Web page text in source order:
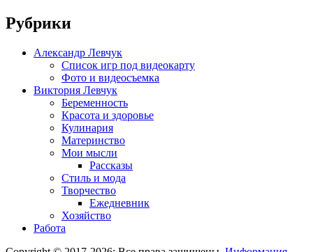
Рубрики
Александр Левчук
Список игр под видеокарту
Фото и видеосъемка
Виктория Левчук
Беременность
Красота и здоровье
Кулинария
Материнство
Мои мысли
Рассказы
Стиль и мода
Творчество
Ежедневник
Хозяйство
Работа